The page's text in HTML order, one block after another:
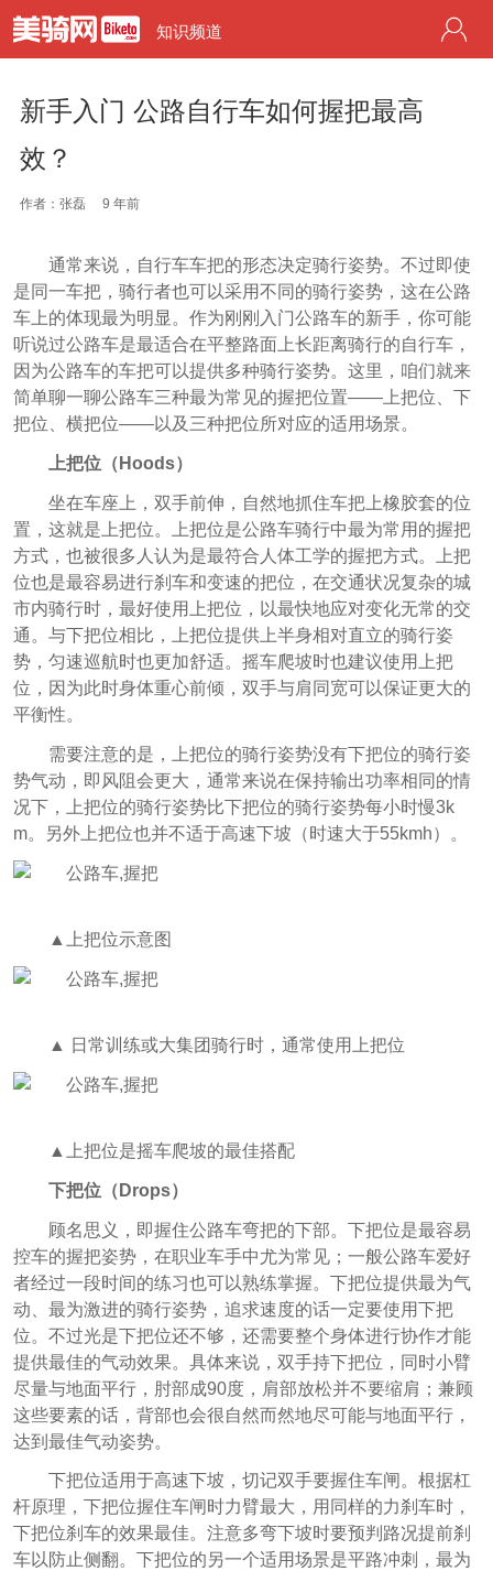
知识频道
新手入门 公路自行车如何握把最高
效？
作者：张磊 9 年前
通常来说，自行车车把的形态决定骑行姿势。不过即使
是同一车把，骑行者也可以采用不同的骑行姿势，这在公路
车上的体现最为明显。作为刚刚入门公路车的新手，你可能
听说过公路车是最适合在平整路面上长距离骑行的自行车，
因为公路车的车把可以提供多种骑行姿势。这里，咱们就来
简单聊一聊公路车三种最为常见的握把位置——上把位、下
把位、横把位——以及三种把位所对应的适用场景。
上把位（Hoods）
坐在车座上，双手前伸，自然地抓住车把上橡胶套的位
置，这就是上把位。上把位是公路车骑行中最为常用的握把
方式，也被很多人认为是最符合人体工学的握把方式。上把
位也是最容易进行刹车和变速的把位，在交通状况复杂的城
市内骑行时，最好使用上把位，以最快地应对变化无常的交
通。与下把位相比，上把位提供上半身相对直立的骑行姿
势，匀速巡航时也更加舒适。摇车爬坡时也建议使用上把
位，因为此时身体重心前倾，双手与肩同宽可以保证更大的
平衡性。
需要注意的是，上把位的骑行姿势没有下把位的骑行姿
势气动，即风阻会更大，通常来说在保持输出功率相同的情
况下，上把位的骑行姿势比下把位的骑行姿势每小时慢3k
m。另外上把位也并不适于高速下坡（时速大于55kmh）。
▲上把位示意图
▲ 日常训练或大集团骑行时，通常使用上把位
▲上把位是摇车爬坡的最佳搭配
下把位（Drops）
顾名思义，即握住公路车弯把的下部。下把位是最容易
控车的握把姿势，在职业车手中尤为常见；一般公路车爱好
者经过一段时间的练习也可以熟练掌握。下把位提供最为气
动、最为激进的骑行姿势，追求速度的话一定要使用下把
位。不过光是下把位还不够，还需要整个身体进行协作才能
提供最佳的气动效果。具体来说，双手持下把位，同时小臂
尽量与地面平行，肘部成90度，肩部放松并不要缩肩；兼顾
这些要素的话，背部也会很自然而然地尽可能与地面平行，
达到最佳气动姿势。
下把位适用于高速下坡，切记双手要握住车闸。根据杠
杆原理，下把位握住车闸时力臂最大，用同样的力刹车时，
下把位刹车的效果最佳。注意多弯下坡时要预判路况提前刹
车以防止侧翻。下把位的另一个适用场景是平路冲刺，最为